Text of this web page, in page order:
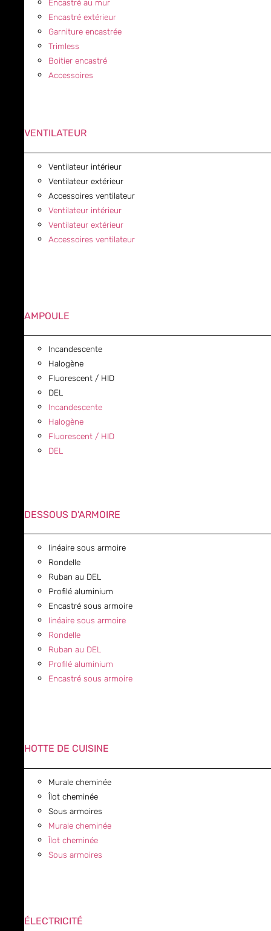
Encastré au mur
Encastré extérieur
Garniture encastrée
Trimless
Boitier encastré
Accessoires
VENTILATEUR
Ventilateur intérieur
Ventilateur extérieur
Accessoires ventilateur
Ventilateur intérieur
Ventilateur extérieur
Accessoires ventilateur
AMPOULE
Incandescente
Halogène
Fluorescent / HID
DEL
Incandescente
Halogène
Fluorescent / HID
DEL
DESSOUS D'ARMOIRE
linéaire sous armoire
Rondelle
Ruban au DEL
Profilé aluminium
Encastré sous armoire
linéaire sous armoire
Rondelle
Ruban au DEL
Profilé aluminium
Encastré sous armoire
HOTTE DE CUISINE
Murale cheminée
Îlot cheminée
Sous armoires
Murale cheminée
Îlot cheminée
Sous armoires
ÉLECTRICITÉ